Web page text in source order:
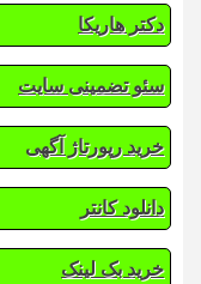
دکتر هاریکا
سئو تضمینی سایت
خرید رپورتاژ آگهی
دانلود کانتر
خرید بک لینک